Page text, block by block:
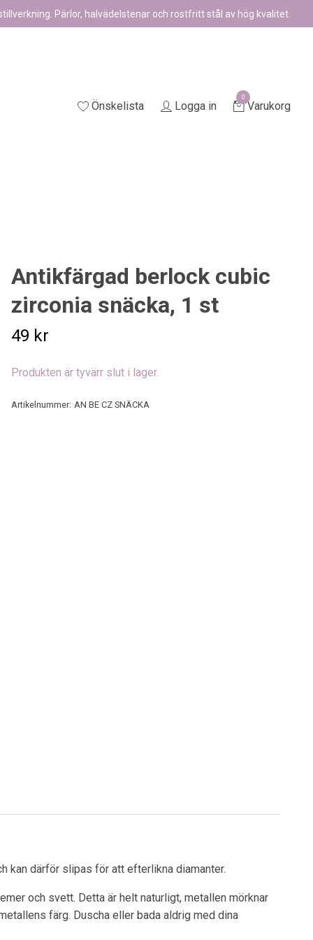
Pärlor, halvädelstenar och rostfritt stål av hög kvalitet.
Önskelista Logga in
0
Varukorg
Antikfärgad berlock cubic
zirconia snäcka, 1 st
49 kr
Produkten är tyvärr slut i lager.
Artikelnummer: AN BE CZ SNÄCKA
kan därför slipas för att efterlikna diamanter.
och svett. Detta är helt naturligt, metallen mörknar
färg. Duscha eller bada aldrig med dina